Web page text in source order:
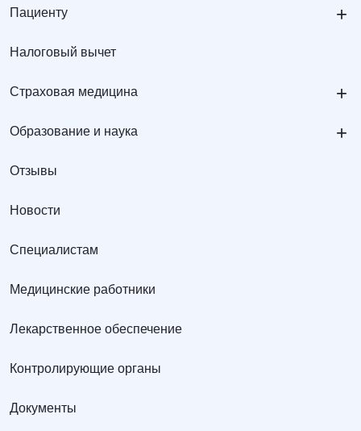
Пациенту +
Налоговый вычет
Страховая медицина +
Образование и наука +
Отзывы
Новости
Специалистам
Медицинские работники
Лекарственное обеспечение
Контролирующие органы
Документы